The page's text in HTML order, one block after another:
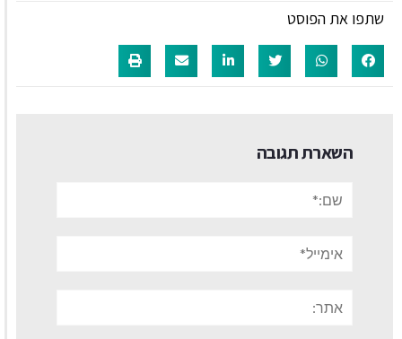
שתפו את הפוסט
השארת תגובה